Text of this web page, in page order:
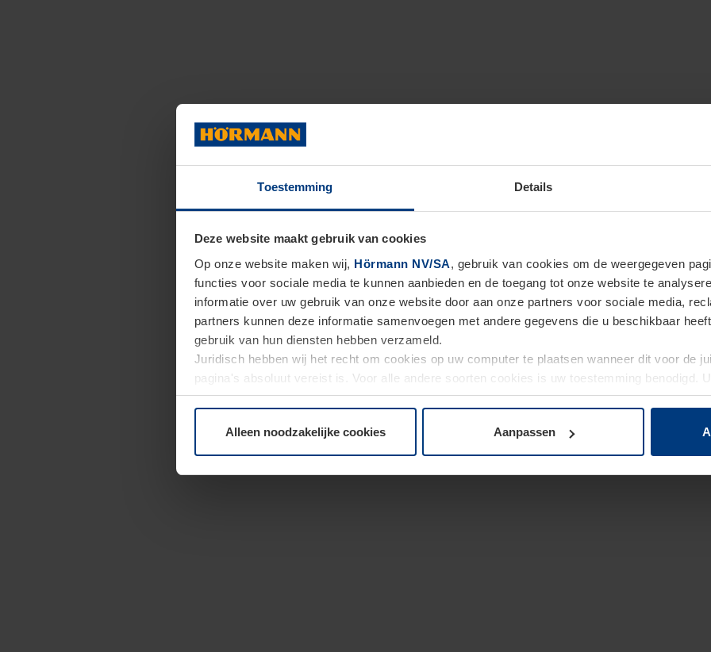
Toestemming Details
Deze website maakt gebruik van cookies
Op onze website maken wij, Hörmann NV/SA, gebruik van cookies om de weergegeven
functies voor sociale media te kunnen aanbieden en de toegang tot onze website te
informatie over uw gebruik van onze website door aan onze partners voor sociale media,
partners kunnen deze informatie samenvoegen met andere gegevens die u beschikbaar
gebruik van hun diensten hebben verzameld.
Juridisch hebben wij het recht om cookies op uw computer te plaatsen wanneer dit voor de
pagina's absoluut vereist is. Voor alle andere soorten cookies is uw toestemming benodigd.
moment bij de uitleg van de cookies op paginaPrivacyverklaringop onze website wijzigen
Alleen noodzakelijke cookies Aanpassen